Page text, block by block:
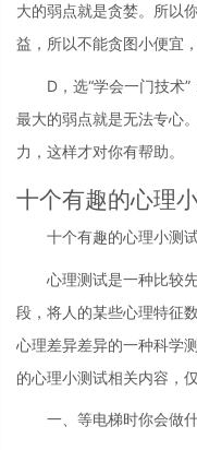
大的弱点就是贪婪。所以
益，所以不能贪图小便宜
D，选“学会一门技术
最大的弱点就是无法专心
力，这样才对你有帮助。
十个有趣的心理
十个有趣的心理小测
心理测试是一种比较
段，将人的某些心理特征
心理差异差异的一种科学
的心理小测试相关内容，
一、等电梯时你会做